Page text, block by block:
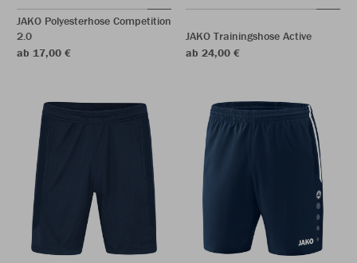
JAKO Polyesterhose Competition
2.0
ab 17,00 €
JAKO Trainingshose Active
ab 24,00 €